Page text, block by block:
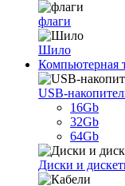
флаги
Шило
Компьютерная
USB-
16Gb
32Gb
64Gb
Диски и